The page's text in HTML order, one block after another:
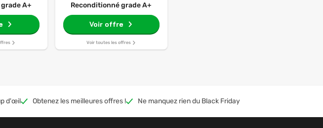
A+
Reconditionné grade A+
Voir offre
Voir toutes les offres
d'œil Obtenez les meilleures offres ! Ne manquez rien du Black Friday